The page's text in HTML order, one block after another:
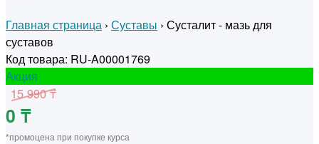
Главная страница › Суставы › Сусталит - мазь для
суставов
Код товара: RU-A00001769
Акция
15 990 ₸
0 ₸
*промоцена при покупке курса